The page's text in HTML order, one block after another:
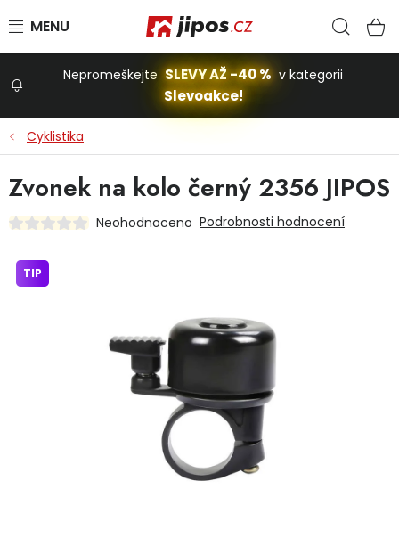
Stavba a dům
Domácnost
Nepromeškejte SLEVY AŽ -40 % v kategorii
Slevoakce!
Cyklistika
Zvonek na kolo černý 2356 JIPOS
Neohodnoceno Podrobnosti hodnocení
TIP